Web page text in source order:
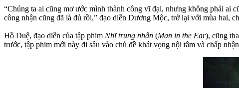
“Chúng ta ai cũng mơ ước mình thành công vĩ đại, nhưng không phải ai
công nhận cũng đã là đủ rồi,” đạo diễn Dương Mộc, trở lại với mùa hai,
Hồ Duệ, đạo diễn của tập phim Nhĩ trung nhân (Man in the Ear), cũng
trước, tập phim mới này đi sâu vào chủ đề khát vọng nội tâm và chấp